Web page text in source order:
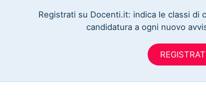
Registrati su Docenti.it: indica le classi di
candidatura a ogni nuovo